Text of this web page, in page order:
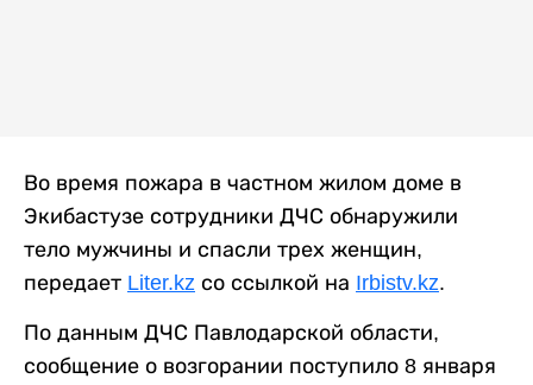
Во время пожара в частном жилом доме в
Экибастузе сотрудники ДЧС обнаружили
тело мужчины и спасли трех женщин,
передает Liter.kz со ссылкой на Irbistv.kz.
По данным ДЧС Павлодарской области,
сообщение о возгорании поступило 8 января